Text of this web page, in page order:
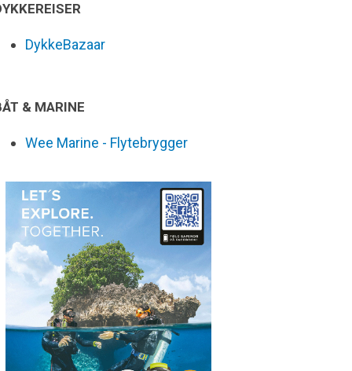
DykkeBazaar
& MARINE
Wee Marine - Flytebrygger